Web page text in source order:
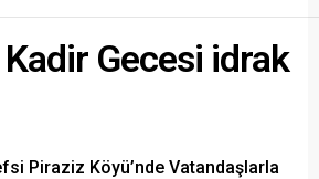
Kadir Gecesi idrak
Piraziz Köyü’nde Vatandaşlarla